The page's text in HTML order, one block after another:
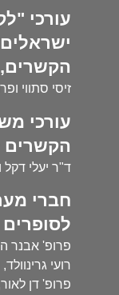
עורכי
הקשרים, 2014):
זיסי סתווי
עורכי
הקשרים
ד"ר יעלי דקל
חברי
פרופ' אבנר
רועי
פרופ' דן